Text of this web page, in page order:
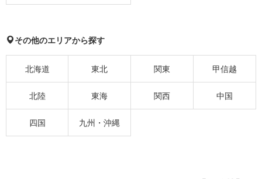
その他のエリアから探す
北海道 東北 関東 甲信越
北陸 東海 関西 中国
四国 九州・沖縄